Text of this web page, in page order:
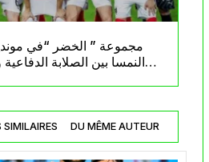
النمسا بين الصلابة
SIMILAIRES DU MÊME AUTEUR